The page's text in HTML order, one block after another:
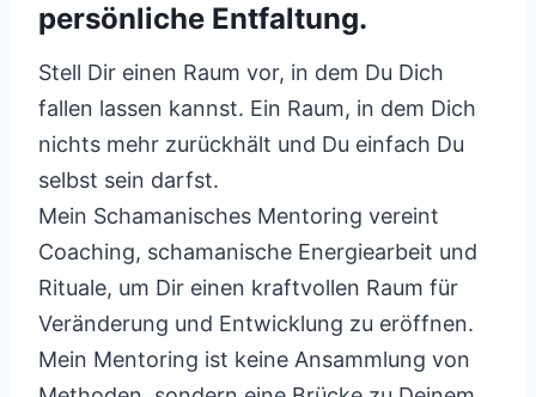
persönliche Entfaltung.
Stell Dir einen Raum vor, in dem Du Dich
fallen lassen kannst. Ein Raum, in dem Dich
nichts mehr zurückhält und Du einfach Du
selbst sein darfst.
Mein Schamanisches Mentoring vereint
Coaching, schamanische Energiearbeit und
Rituale, um Dir einen kraftvollen Raum für
Veränderung und Entwicklung zu eröffnen.
Mein Mentoring ist keine Ansammlung von